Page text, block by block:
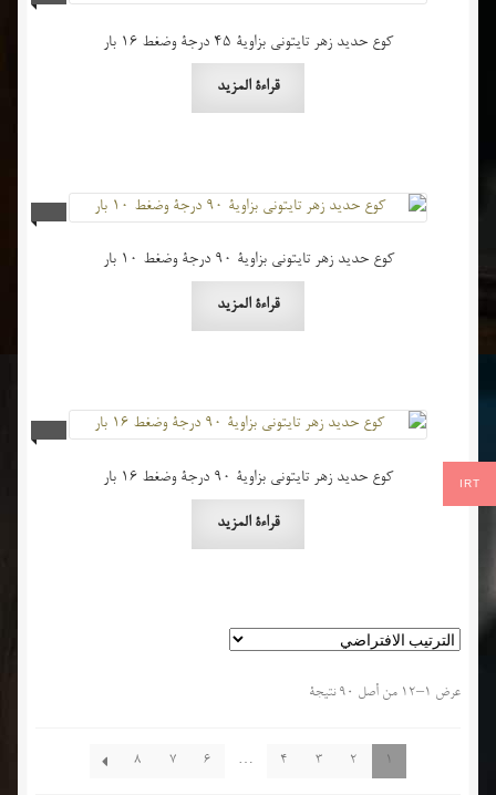
كوع حديد زهر تايتوني بزاوية 45 درجة وضغط 16 بار
قراءة المزيد
كوع حديد زهر تايتوني بزاوية 90 درجة وضغط 10 بار
قراءة المزيد
كوع حديد زهر تايتوني بزاوية 90 درجة وضغط 16 بار
قراءة المزيد
عرض 1–12 من أصل 90 نتيجة
1
2
3
4
…
6
7
8
IRT